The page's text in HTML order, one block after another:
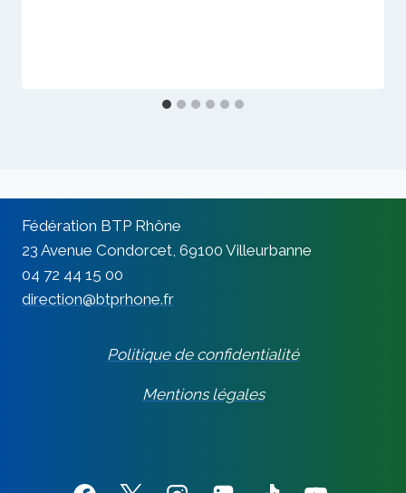
Fédération BTP Rhône
23 Avenue Condorcet, 69100 Villeurbanne
04 72 44 15 00
direction@btprhone.fr
Politique de confidentialité
Mentions légales